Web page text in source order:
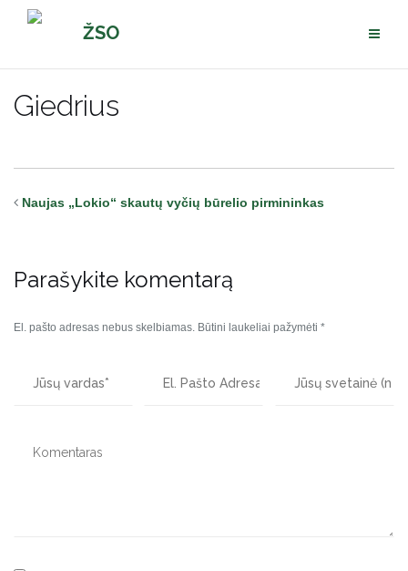
Pereiti
ŽSO
Giedrius
Naujas „Lokio“ skautų vyčių būrelio pirmininkas
Parašykite komentarą
El. pašto adresas nebus skelbiamas. Būtini laukeliai pažymėti *